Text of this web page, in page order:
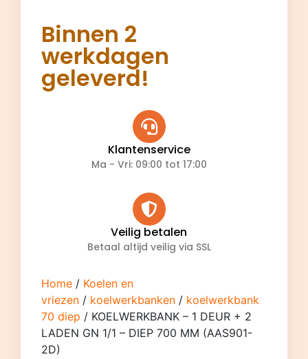
Binnen 2
werkdagen
geleverd!
Klantenservice
Ma - Vri: 09:00 tot 17:00
Veilig betalen
Betaal altijd veilig via SSL
Home / Koelen en
vriezen / koelwerkbanken / koelwerkbank
70 diep / KOELWERKBANK – 1 DEUR + 2
LADEN GN 1/1 – DIEP 700 MM (AAS901-
2D)